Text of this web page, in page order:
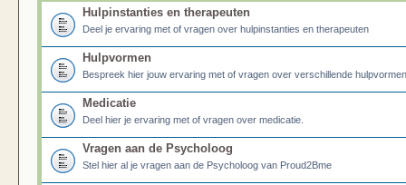
Hulpinstanties en therapeuten
Deel je ervaring met of vragen over hulpinstanties en therapeuten
Hulpvormen
Bespreek hier jouw ervaring met of vragen over verschillende
Medicatie
Deel hier je ervaring met of vragen over medicatie.
Vragen aan de Psycholoog
Stel hier al je vragen aan de Psycholoog van Proud2Bme